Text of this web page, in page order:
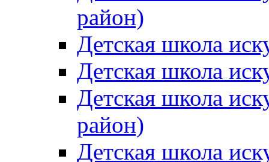
район)
Детская школа
Детская школа
Детская школа
район)
Детская школа